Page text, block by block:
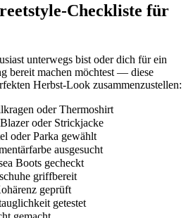
Checkliste für
unterwegs bist oder dich für ein
bereit machen möchtest — diese
Herbst-Look zusammenzustellen:
oder Thermoshirt
oder Strickjacke
oder Parka gewählt
ausgesucht
Boots gecheckt
griffbereit
geprüft
getestet